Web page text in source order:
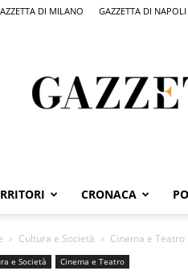
DI MILANO GAZZETTA DI NAPOLI
Salerno,
il
CRONACA
Cultura e Società Cinema e Teatro
e Società Cinema e Teatro